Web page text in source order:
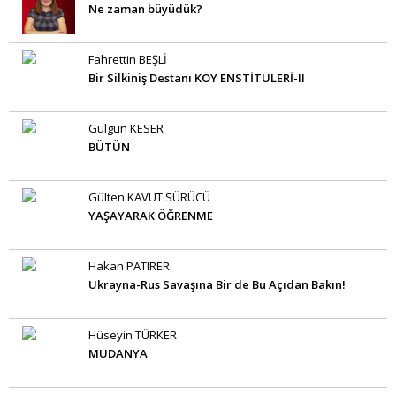
Ne zaman büyüdük?
Fahrettin BEŞLİ
Bir Silkiniş Destanı KÖY ENSTİTÜLERİ-II
Gülgün KESER
BÜTÜN
Gülten KAVUT SÜRÜCÜ
YAŞAYARAK ÖĞRENME
Hakan PATIRER
Ukrayna-Rus Savaşına Bir de Bu Açıdan Bakın!
Hüseyin TÜRKER
MUDANYA